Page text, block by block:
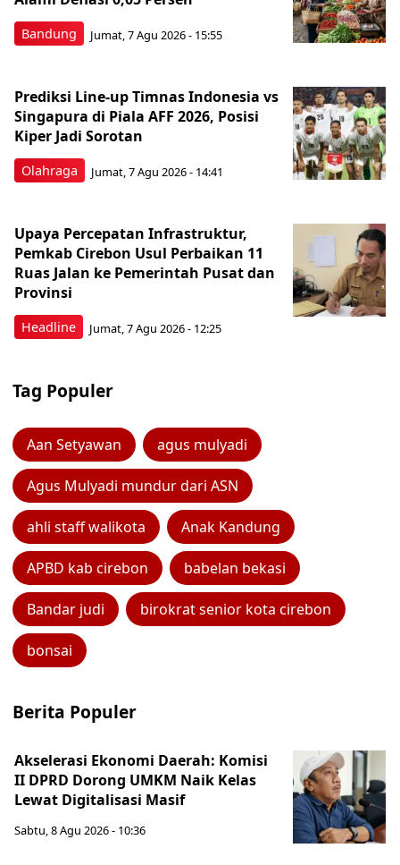
Bandung Jumat, 7 Agu 2026 - 15:55
Olahraga
Prediksi Line-up Timnas Indonesia vs
Singapura di Piala AFF 2026, Posisi
Kiper Jadi Sorotan
Jumat, 7 Agu 2026 - 14:41
Headline
Upaya Percepatan Infrastruktur,
Pemkab Cirebon Usul Perbaikan 11
Ruas Jalan ke Pemerintah Pusat dan
Provinsi
Jumat, 7 Agu 2026 - 12:25
Tag Populer
Aan Setyawan agus mulyadi
Agus Mulyadi mundur dari ASN
ahli staff walikota Anak Kandung
APBD kab cirebon babelan bekasi
Bandar judi birokrat senior kota cirebon
bonsai
Berita Populer
Akselerasi Ekonomi Daerah: Komisi
II DPRD Dorong UMKM Naik Kelas
Lewat Digitalisasi Masif
Sabtu, 8 Agu 2026 - 10:36